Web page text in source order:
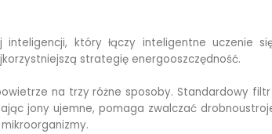
który łączy inteligentne uczenie
strategię energooszczędność.
na trzy różne sposoby. Standardowy
jony ujemne, pomaga zwalczać